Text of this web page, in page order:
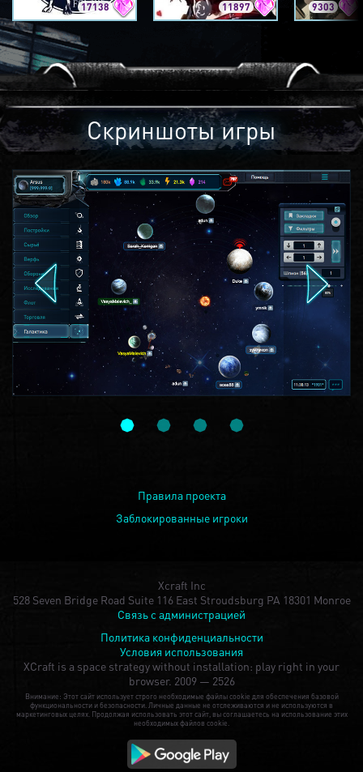
17138 11897 9303
Скриншоты игры
Правила проекта
Заблокированные игроки
Xcraft Inc
528 Seven Bridge Road Suite 116 East Stroudsburg PA 18301 Monroe
Связь с администрацией
Политика конфиденциальности
Условия использования
XCraft is a space strategy without installation: play right in your
browser. 2009 — 2526
Внимание: Этот сайт использует строго необходимые файлы cookie для обеспечения базовой
функциональности и безопасности. Личные данные не отслеживаются и не используются в
маркетинговых целях. Продолжая использовать этот сайт, вы соглашаетесь на использование этих
необходимых файлов cookie.